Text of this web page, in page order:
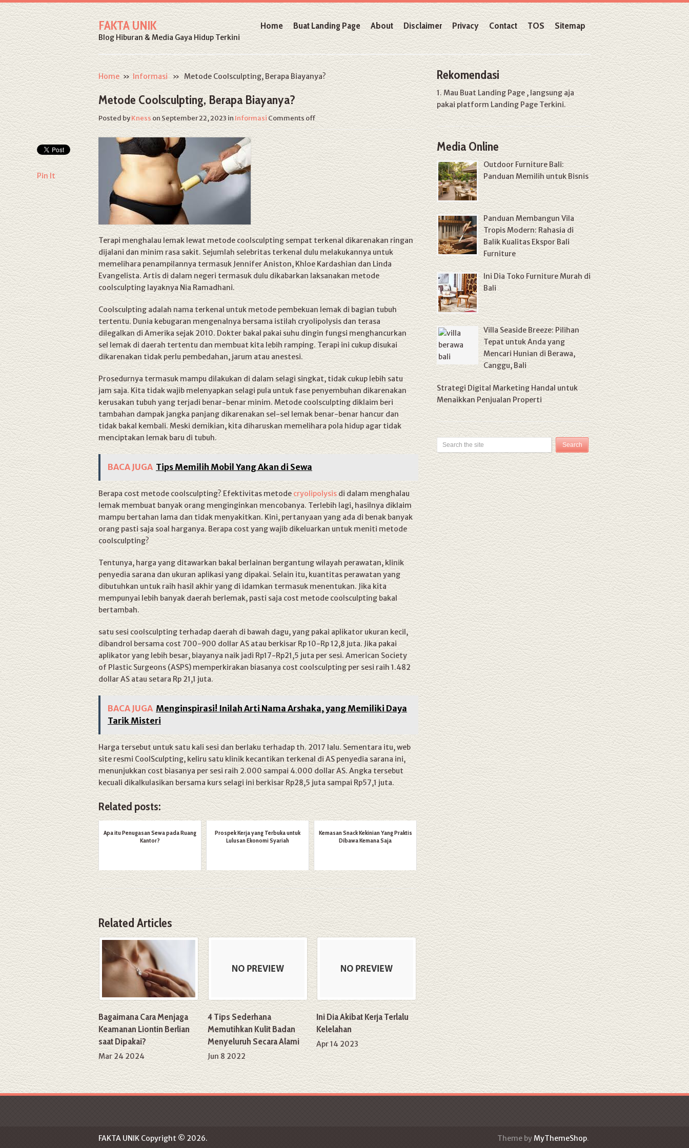
FAKTA UNIK
Blog Hiburan & Media Gaya Hidup Terkini
Home Buat Landing Page About Disclaimer Privacy Contact TOS Sitemap
Home»Informasi» Metode Coolsculpting, Berapa Biayanya?
Metode Coolsculpting, Berapa Biayanya?
Posted byKnesson September 22, 2023inInformasiComments off
Pin It
Terapi menghalau lemak lewat metode coolsculpting sempat terkenal dikarenakan ringan
dijalani dan minim rasa sakit. Sejumlah selebritas terkenal dulu melakukannya untuk
memelihara penampilannya termasuk Jennifer Aniston, Khloe Kardashian dan Linda
Evangelista. Artis di dalam negeri termasuk dulu dikabarkan laksanakan metode
coolsculpting layaknya Nia Ramadhani.
Coolsculpting adalah nama terkenal untuk metode pembekuan lemak di bagian tubuh
tertentu. Dunia kebugaran mengenalnya bersama istilah cryolipolysis dan terasa
dilegalkan di Amerika sejak 2010. Dokter bakal pakai suhu dingin fungsi menghancurkan
sel lemak di daerah tertentu dan membuat kita lebih ramping. Terapi ini cukup disukai
dikarenakan tidak perlu pembedahan, jarum atau anestesi.
Prosedurnya termasuk mampu dilakukan di dalam selagi singkat, tidak cukup lebih satu
jam saja. Kita tidak wajib melenyapkan selagi pula untuk fase penyembuhan dikarenakan
kerusakan tubuh yang terjadi benar-benar minim. Metode coolsculpting diklaim beri
tambahan dampak jangka panjang dikarenakan sel-sel lemak benar-benar hancur dan
tidak bakal kembali. Meski demikian, kita diharuskan memelihara pola hidup agar tidak
menciptakan lemak baru di tubuh.
BACA JUGA Tips Memilih Mobil Yang Akan di Sewa
Berapa cost metode coolsculpting? Efektivitas metodecryolipolysisdi dalam menghalau
lemak membuat banyak orang menginginkan mencobanya. Terlebih lagi, hasilnya diklaim
mampu bertahan lama dan tidak menyakitkan. Kini, pertanyaan yang ada di benak banyak
orang pasti saja soal harganya. Berapa cost yang wajib dikeluarkan untuk meniti metode
coolsculpting?
Tentunya, harga yang ditawarkan bakal berlainan bergantung wilayah perawatan, klinik
penyedia sarana dan ukuran aplikasi yang dipakai. Selain itu, kuantitas perawatan yang
dibutuhkan untuk raih hasil akhir yang di idamkan termasuk menentukan. Jika kita
mempunyai lebih banyak daerah berlemak, pasti saja cost metode coolsculpting bakal
bertambah.
satu sesi coolsculpting terhadap daerah di bawah dagu, yang pakai aplikator ukuran kecil,
dibandrol bersama cost 700-900 dollar AS atau berkisar Rp 10-Rp 12,8 juta. Jika pakai
aplikator yang lebih besar, biayanya naik jadi Rp17-Rp21,5 juta per sesi. American Society
of Plastic Surgeons (ASPS) memperkirakan biasanya cost coolsculpting per sesi raih 1.482
dollar AS atau setara Rp 21,1 juta.
BACA JUGA Menginspirasi! Inilah Arti Nama Arshaka, yang Memiliki Daya
Tarik Misteri
Harga tersebut untuk satu kali sesi dan berlaku terhadap th. 2017 lalu. Sementara itu, web
site resmi CoolSculpting, keliru satu klinik kecantikan terkenal di AS penyedia sarana ini,
menunjukkan cost biasanya per sesi raih 2.000 sampai 4.000 dollar AS. Angka tersebut
kecuali dikalkulasikan bersama kurs selagi ini berkisar Rp28,5 juta sampai Rp57,1 juta.
Related posts:
Apa itu Penugasan Sewa pada Ruang
Kantor?
Prospek Kerja yang Terbuka untuk
Lulusan Ekonomi Syariah
Kemasan Snack Kekinian Yang Praktis
Dibawa Kemana Saja
Related Articles
Bagaimana Cara Menjaga
Keamanan Liontin Berlian
saat Dipakai?
Mar 24 2024
4 Tips Sederhana
Memutihkan Kulit Badan
Menyeluruh Secara Alami
Jun 8 2022
Ini Dia Akibat Kerja Terlalu
Kelelahan
Apr 14 2023
Rekomendasi
1. MauBuat Landing Page, langsung aja
pakai platform Landing Page Terkini.
Media Online
Outdoor Furniture Bali:
Panduan Memilih untuk Bisnis
Panduan Membangun Vila
Tropis Modern: Rahasia di
Balik Kualitas Ekspor Bali
Furniture
Ini Dia Toko Furniture Murah di
Bali
Villa Seaside Breeze: Pilihan
Tepat untuk Anda yang
Mencari Hunian di Berawa,
Canggu, Bali
Strategi Digital Marketing Handal untuk
Menaikkan Penjualan Properti
FAKTA UNIK Copyright © 2026. Theme byMyThemeShop.